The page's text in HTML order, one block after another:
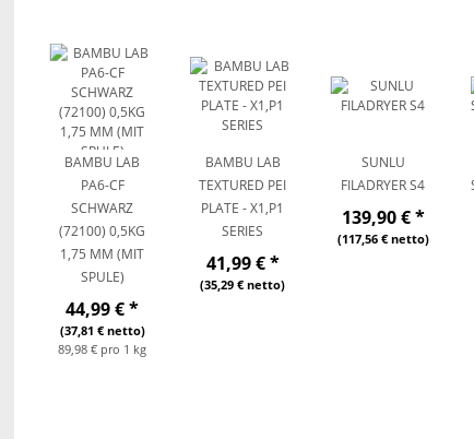
BAMBU LAB
PA6-CF
SCHWARZ
(72100) 0,5KG
1,75 MM (MIT
SPULE)
44,99 €*
(37,81 € netto)
89,98 € pro 1 kg
BAMBU LAB
TEXTURED PEI
PLATE - X1,P1
SERIES
41,99 €*
(35,29 € netto)
SUNLU
FILADRYER S4
139,90 €*
(117,56 € netto)